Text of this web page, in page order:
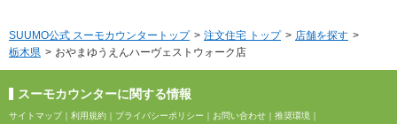
SUUMO公式 スーモカウンタートップ 注文住宅 トップ
店舗を探す
栃木県
おやまゆうえんハーヴェストウォーク店
スーモカウンターに関する情報
サイトマップ｜ 利用規約 ｜ プライバシーポリシー ｜ お問い合わせ ｜ 推奨環境 ｜